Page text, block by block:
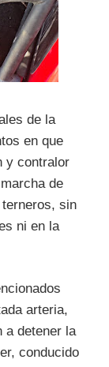
de la
en que
y contralor
de
sin
ni en la
arteria,
a detener la
conducido